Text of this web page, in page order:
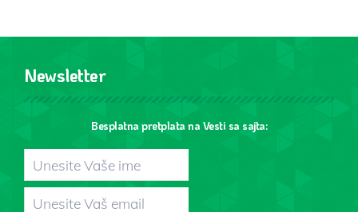
Newsletter
Besplatna pretplata na Vesti sa sajta: